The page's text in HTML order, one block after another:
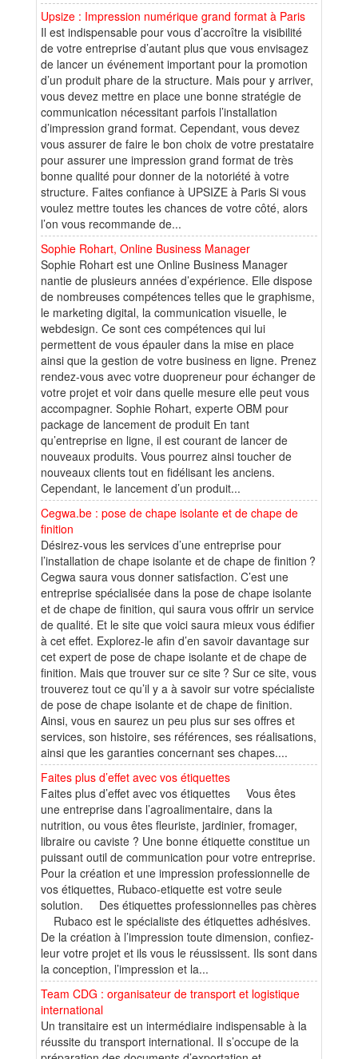
Upsize : Impression numérique grand format à Paris
Il est indispensable pour vous d’accroître la visibilité
de votre entreprise d’autant plus que vous envisagez
de lancer un événement important pour la promotion
d’un produit phare de la structure. Mais pour y arriver,
vous devez mettre en place une bonne stratégie de
communication nécessitant parfois l’installation
d’impression grand format. Cependant, vous devez
vous assurer de faire le bon choix de votre prestataire
pour assurer une impression grand format de très
bonne qualité pour donner de la notoriété à votre
structure. Faites confiance à UPSIZE à Paris Si vous
voulez mettre toutes les chances de votre côté, alors
l’on vous recommande de...
Sophie Rohart, Online Business Manager
Sophie Rohart est une Online Business Manager
nantie de plusieurs années d’expérience. Elle dispose
de nombreuses compétences telles que le graphisme,
le marketing digital, la communication visuelle, le
webdesign. Ce sont ces compétences qui lui
permettent de vous épauler dans la mise en place
ainsi que la gestion de votre business en ligne. Prenez
rendez-vous avec votre duopreneur pour échanger de
votre projet et voir dans quelle mesure elle peut vous
accompagner. Sophie Rohart, experte OBM pour
package de lancement de produit En tant
qu’entreprise en ligne, il est courant de lancer de
nouveaux produits. Vous pourrez ainsi toucher de
nouveaux clients tout en fidélisant les anciens.
Cependant, le lancement d’un produit...
Cegwa.be : pose de chape isolante et de chape de
finition
Désirez-vous les services d’une entreprise pour
l’installation de chape isolante et de chape de finition ?
Cegwa saura vous donner satisfaction. C’est une
entreprise spécialisée dans la pose de chape isolante
et de chape de finition, qui saura vous offrir un service
de qualité. Et le site que voici saura mieux vous édifier
à cet effet. Explorez-le afin d’en savoir davantage sur
cet expert de pose de chape isolante et de chape de
finition. Mais que trouver sur ce site ? Sur ce site, vous
trouverez tout ce qu’il y a à savoir sur votre spécialiste
de pose de chape isolante et de chape de finition.
Ainsi, vous en saurez un peu plus sur ses offres et
services, son histoire, ses références, ses réalisations,
ainsi que les garanties concernant ses chapes....
Faites plus d’effet avec vos étiquettes
Faites plus d’effet avec vos étiquettes Vous êtes
une entreprise dans l’agroalimentaire, dans la
nutrition, ou vous êtes fleuriste, jardinier, fromager,
libraire ou caviste ? Une bonne étiquette constitue un
puissant outil de communication pour votre entreprise.
Pour la création et une impression professionnelle de
vos étiquettes, Rubaco-etiquette est votre seule
solution. Des étiquettes professionnelles pas chères
Rubaco est le spécialiste des étiquettes adhésives.
De la création à l’impression toute dimension, confiez-
leur votre projet et ils vous le réussissent. Ils sont dans
la conception, l’impression et la...
Team CDG : organisateur de transport et logistique
international
Un transitaire est un intermédiaire indispensable à la
réussite du transport international. Il s’occupe de la